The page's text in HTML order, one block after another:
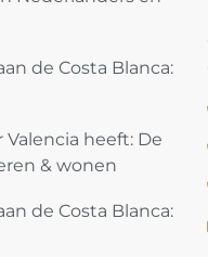
de Costa Blanca:
heeft: De
& wonen
de Costa Blanca: